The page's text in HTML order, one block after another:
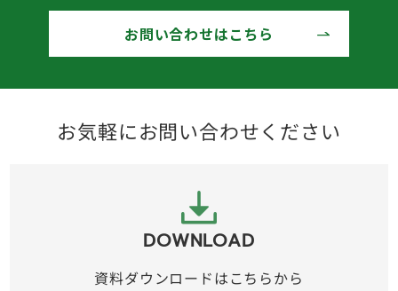
お問い合わせはこちら
お気軽にお問い合わせください
DOWNLOAD
資料ダウンロードはこちらから